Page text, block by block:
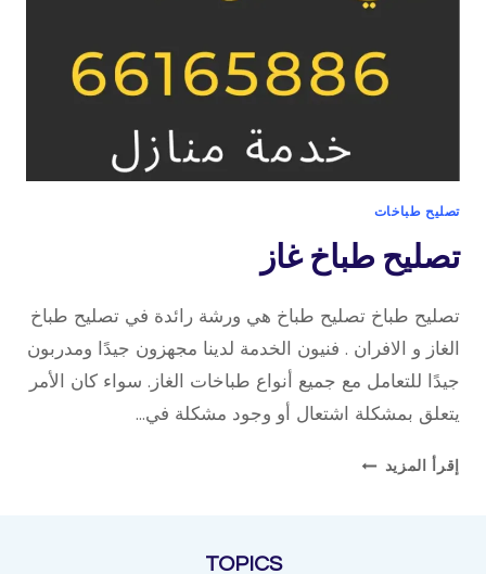
تصليح طباخات
تصليح طباخ غاز
تصليح طباخ تصليح طباخ هي ورشة رائدة في تصليح طباخ
الغاز و الافران . فنيون الخدمة لدينا مجهزون جيدًا ومدربون
جيدًا للتعامل مع جميع أنواع طباخات الغاز. سواء كان الأمر
يتعلق بمشكلة اشتعال أو وجود مشكلة في…
إقرأ المزيد تصليح
TOPICS